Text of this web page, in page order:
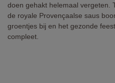
doen gehakt helemaal vergeten.
de royale Provençaalse saus
groentjes bij en het gezonde
compleet.